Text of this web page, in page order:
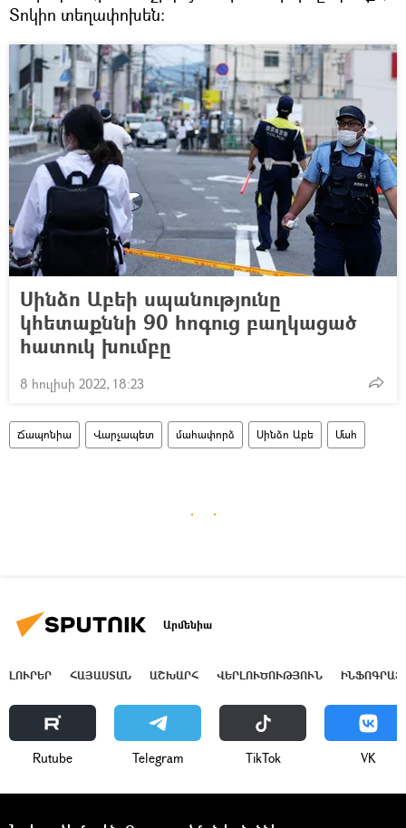
Տոկիո տեղափոխեն։
Սինձո Աբեի սպանությունը
կհետաքննի 90 հոգուց բաղկացած
հատուկ խումբը
8 հուլիսի 2022, 18:23
Ճապոնիա Վարչապետ մահափորձ Սինձո Աբե Մահ
Արմենիա
ԼՈՒՐԵՐ ՀԱՅԱՍՏԱՆ ԱՇԽԱՐՀ ՎԵՐԼՈՒԾՈՒԹՅՈՒՆ
Rutube Telegram ТikТоk VK